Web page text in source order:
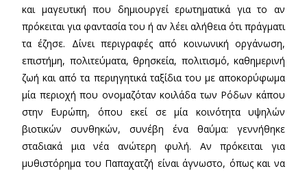
και μαγευτική που δημιουργεί ερωτηματικά για το αν
πρόκειται για φαντασία του ή αν λέει αλήθεια ότι πράγματι
τα έζησε. Δίνει περιγραφές από κοινωνική οργάνωση,
επιστήμη, πολιτεύματα, θρησκεία, πολιτισμό, καθημερινή
ζωή και από τα περιηγητικά ταξίδια του με αποκορύφωμα
μία περιοχή που ονομαζόταν κοιλάδα των Ρόδων κάπου
στην Ευρώπη, όπου εκεί σε μία κοινότητα υψηλών
βιοτικών συνθηκών, συνέβη ένα θαύμα: γεννήθηκε
σταδιακά μια νέα ανώτερη φυλή. Αν πρόκειται για
μυθιστόρημα του Παπαχατζή είναι άγνωστο, όπως και να